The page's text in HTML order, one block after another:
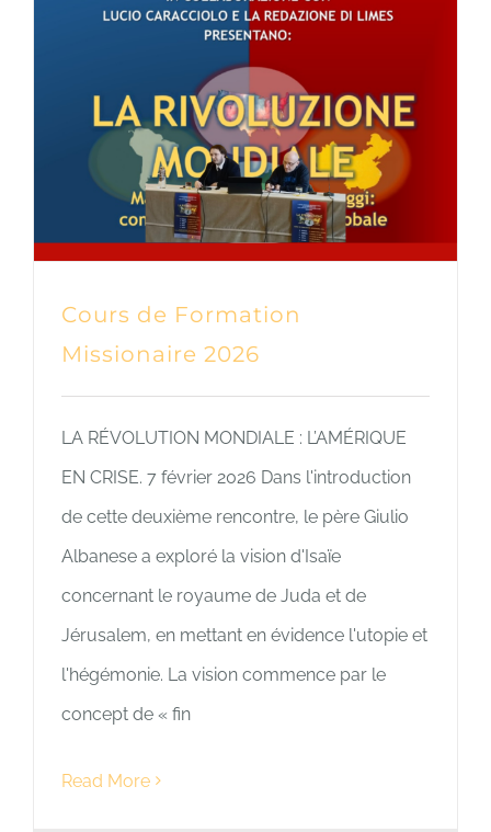
Cours de Formation
Missionaire 2026
LA RÉVOLUTION MONDIALE : L’AMÉRIQUE
EN CRISE. 7 février 2026 Dans l'introduction
de cette deuxième rencontre, le père Giulio
Albanese a exploré la vision d'Isaïe
concernant le royaume de Juda et de
Jérusalem, en mettant en évidence l'utopie et
l'hégémonie. La vision commence par le
concept de « fin
Read More